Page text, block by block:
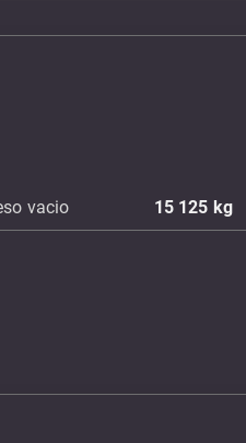
vacio 15 125 kg